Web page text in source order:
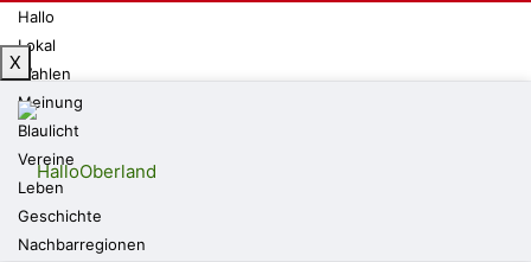
Hallo
Lokal
Wahlen
Meinung
Blaulicht
Vereine
Leben
Geschichte
Nachbarregionen
X